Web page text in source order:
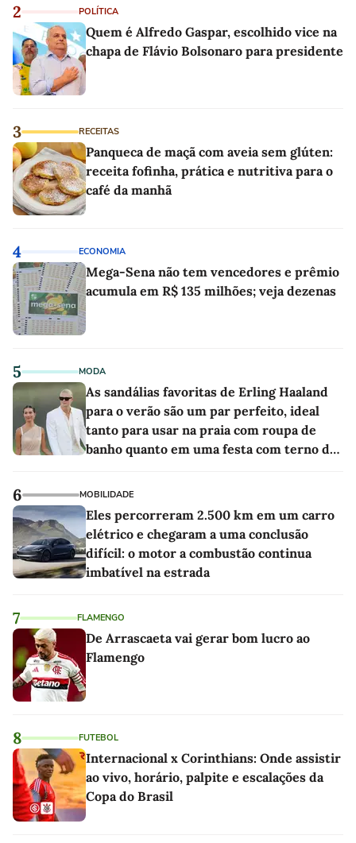
2 POLÍTICA
Quem é Alfredo Gaspar, escolhido vice na
chapa de Flávio Bolsonaro para presidente
3 RECEITAS
Panqueca de maçã com aveia sem glúten:
receita fofinha, prática e nutritiva para o
café da manhã
4 ECONOMIA
Mega-Sena não tem vencedores e prêmio
acumula em R$ 135 milhões; veja dezenas
5 MODA
As sandálias favoritas de Erling Haaland
para o verão são um par perfeito, ideal
tanto para usar na praia com roupa de
banho quanto em uma festa com terno de
6 MOBILIDADE
Eles percorreram 2.500 km em um carro
elétrico e chegaram a uma conclusão
difícil: o motor a combustão continua
imbatível na estrada
7 FLAMENGO
De Arrascaeta vai gerar bom lucro ao
Flamengo
8 FUTEBOL
Internacional x Corinthians: Onde assistir
ao vivo, horário, palpite e escalações da
Copa do Brasil